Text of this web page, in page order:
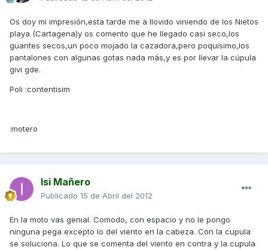
Os doy mi impresión,esta tarde me a llovido viniendo de los Nietos
playa (Cartagena)y os comento que he llegado casi seco,los
guantes secos,un poco mojado la cazadora,pero poquísimo,los
pantalones con algunas gotas nada más,y es por llevar la cúpula
givi gde.
Poli :contentisim
:motero
Isi Mañero
Publicado 15 de Abril del 2012
En la moto vas genial. Comodo, con espacio y no le pongo
ninguna pega excepto lo del viento en la cabeza. Con la cupula
se soluciona. Lo que se comenta del viento en contra y la cupula